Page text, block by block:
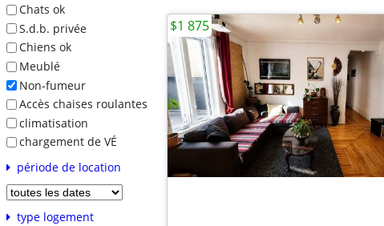
Chats ok
S.d.b. privée
Chiens ok
Meublé
Non-fumeur
Accès chaises roulantes
climatisation
chargement de VÉ
période de location
type logement
$1 875